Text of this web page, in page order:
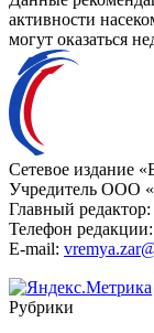
активности
могут оказаться
Сетевое издание
Учредитель
Главный редактор:
Телефон редакции:
E-mail:
Рубрики